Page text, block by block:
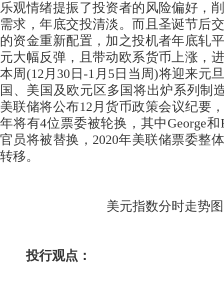
乐观情绪提振了投资者的风险偏好，
需求，年底交投清淡。而且圣诞节后
的资金重新配置，加之投机者年底轧
元大幅反弹，且带动欧系货币上涨，
本周(12月30日-1月5日当周)将迎来元
国、美国及欧元区多国将出炉系列制
美联储将公布12月货币政策会议纪要
年将有4位票委被轮换，其中George和
官员将被替换，2020年美联储票委整
转移。
美元指数分时走势图
投行观点：